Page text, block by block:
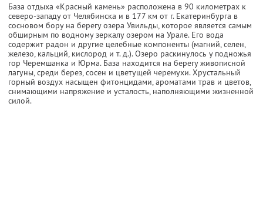
База отдыха «Красный камень» расположена в 90 километрах к
северо-западу от Челябинска и в 177 км от г. Екатеринбурга в
сосновом бору на берегу озера Увильды, которое является самым
обширным по водному зеркалу озером на Урале. Его вода
содержит радон и другие целебные компоненты (магний, селен,
железо, кальций, кислород и т. д.). Озеро раскинулось у подножья
гор Черемшанка и Юрма. База находится на берегу живописной
лагуны, среди берез, сосен и цветущей черемухи. Хрустальный
горный воздух насыщен фитонцидами, ароматами трав и цветов,
снимающими напряжение и усталость, наполняющими жизненной
силой.